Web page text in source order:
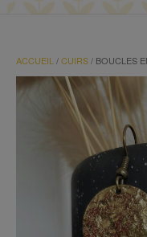
ACCUEIL /CUIRS/ BOUCLES